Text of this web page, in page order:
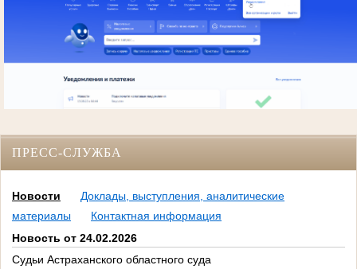
ПРЕСС-СЛУЖБА
Новости
Доклады, выступления, аналитические
материалы
Контактная информация
Новость от 24.02.2026
Судьи Астраханского областного суда